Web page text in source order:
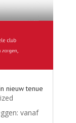
nieuw tenue
vanaf